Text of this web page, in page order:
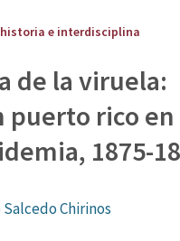
e interdisciplina
de la viruela:
puerto rico en
1875-
Chirinos